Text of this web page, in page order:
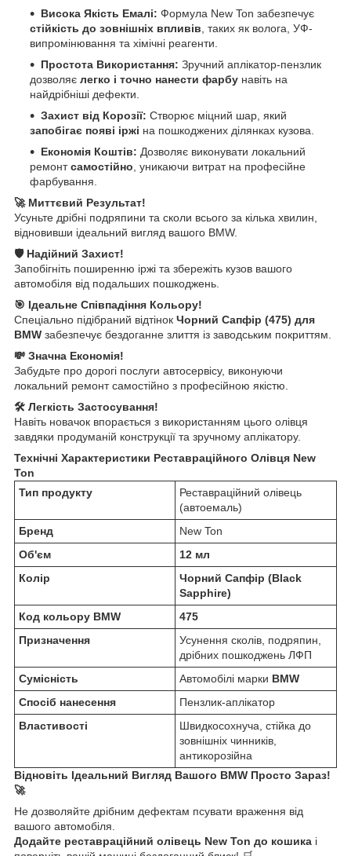
Висока Якість Емалі: Формула New Ton забезпечує
стійкість до зовнішніх впливів, таких як волога, УФ-
випромінювання та хімічні реагенти.
Простота Використання: Зручний аплікатор-пензлик
дозволяє легко і точно нанести фарбу навіть на
найдрібніші дефекти.
Захист від Корозії: Створює міцний шар, який
запобігає появі іржі на пошкоджених ділянках кузова.
Економія Коштів: Дозволяє виконувати локальний
ремонтсамостійно, уникаючи витрат на професійне
фарбування.
🚀 Миттєвий Результат!
Усуньте дрібні подряпини та сколи всього за кілька хвилин,
відновивши ідеальний вигляд вашого BMW.
🛡️ Надійний Захист!
Запобігніть поширенню іржі та збережіть кузов вашого
автомобіля від подальших пошкоджень.
🎯 Ідеальне Співпадіння Кольору!
Спеціально підібраний відтінок Чорний Сапфір (475) для
BMW забезпечує бездоганне злиття із заводським покриттям.
💸 Значна Економія!
Забудьте про дорогі послуги автосервісу, виконуючи
локальний ремонт самостійно з професійною якістю.
🛠️ Легкість Застосування!
Навіть новачок впорається з використанням цього олівця
завдяки продуманій конструкції та зручному аплікатору.
Технічні Характеристики Реставраційного Олівця New
Ton
Тип продукту
Реставраційний олівець
(автоемаль)
Бренд
New Ton
Об'єм
12 мл
Колір
Чорний Сапфір (Black
Sapphire)
Код кольору BMW
475
Призначення
Усунення сколів, подряпин,
дрібних пошкоджень ЛФП
Сумісність
Автомобілі марки BMW
Спосіб нанесення
Пензлик-аплікатор
Властивості
Швидкосохнуча, стійка до
зовнішніх чинників,
антикорозійна
Відновіть Ідеальний Вигляд Вашого BMW Просто Зараз!
🚀
Не дозволяйте дрібним дефектам псувати враження від
вашого автомобіля.
Додайте реставраційний олівець New Ton до кошика і